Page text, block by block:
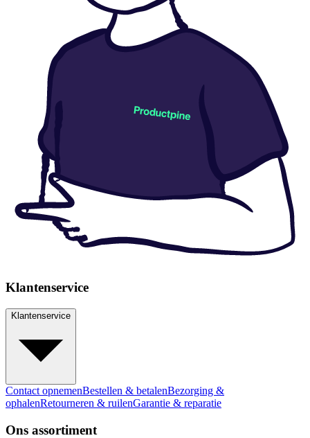
Klantenservice
Klantenservice
Contact opnemenBestellen & betalenBezorging &
ophalenRetourneren & ruilenGarantie & reparatie
Ons assortiment